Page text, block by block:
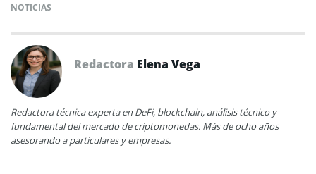
NOTICIAS
Redactora Elena Vega
Redactora técnica experta en DeFi, blockchain, análisis técnico y
fundamental del mercado de criptomonedas. Más de ocho años
asesorando a particulares y empresas.